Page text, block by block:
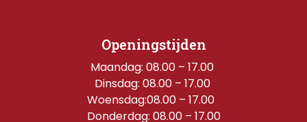
Openingstijden
Maandag: 08.00 – 17.00
Dinsdag: 08.00 – 17.00
Woensdag:08.00 – 17.00
Donderdag: 08.00 – 17.00